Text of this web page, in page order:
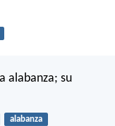
alabanza; su
alabanza